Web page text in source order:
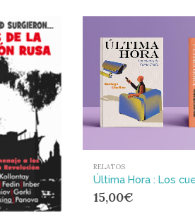
RELATOS
15,00€